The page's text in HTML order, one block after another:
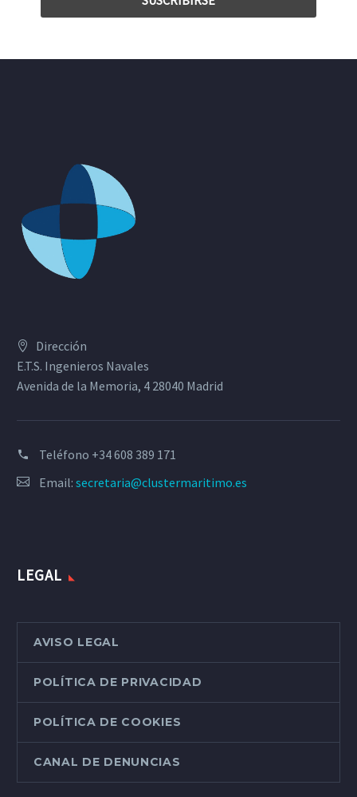
Dirección
E.T.S. Ingenieros Navales
Avenida de la Memoria, 4 28040 Madrid
Teléfono +34 608 389 171
Email: secretaria@clustermaritimo.es
LEGAL
AVISO LEGAL
POLÍTICA DE PRIVACIDAD
POLÍTICA DE COOKIES
CANAL DE DENUNCIAS